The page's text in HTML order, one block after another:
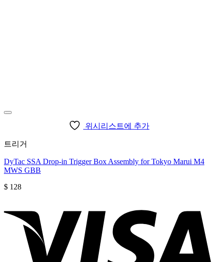
위시리스트에 추가
트리거
DyTac SSA Drop-in Trigger Box Assembly for Tokyo Marui M4
MWS GBB
$ 128